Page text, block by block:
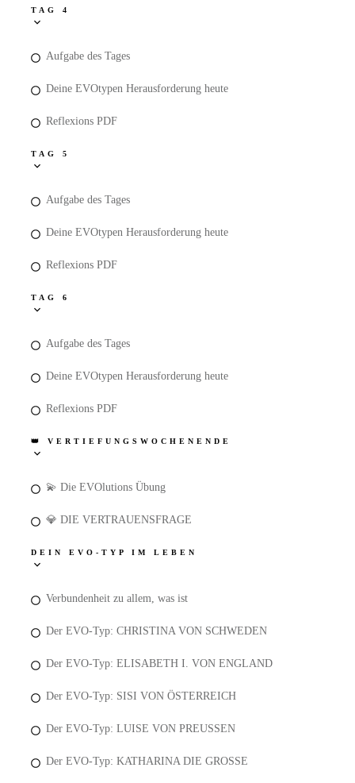
TAG 4
Aufgabe des Tages
Deine EVOtypen Herausforderung heute
Reflexions PDF
TAG 5
Aufgabe des Tages
Deine EVOtypen Herausforderung heute
Reflexions PDF
TAG 6
Aufgabe des Tages
Deine EVOtypen Herausforderung heute
Reflexions PDF
👑 VERTIEFUNGSWOCHENENDE
💫 Die EVOlutions Übung
💎 DIE VERTRAUENSFRAGE
DEIN EVO-TYP IM LEBEN
Verbundenheit zu allem, was ist
Der EVO-Typ: CHRISTINA VON SCHWEDEN
Der EVO-Typ: ELISABETH I. VON ENGLAND
Der EVO-Typ: SISI VON ÖSTERREICH
Der EVO-Typ: LUISE VON PREUSSEN
Der EVO-Typ: KATHARINA DIE GROSSE